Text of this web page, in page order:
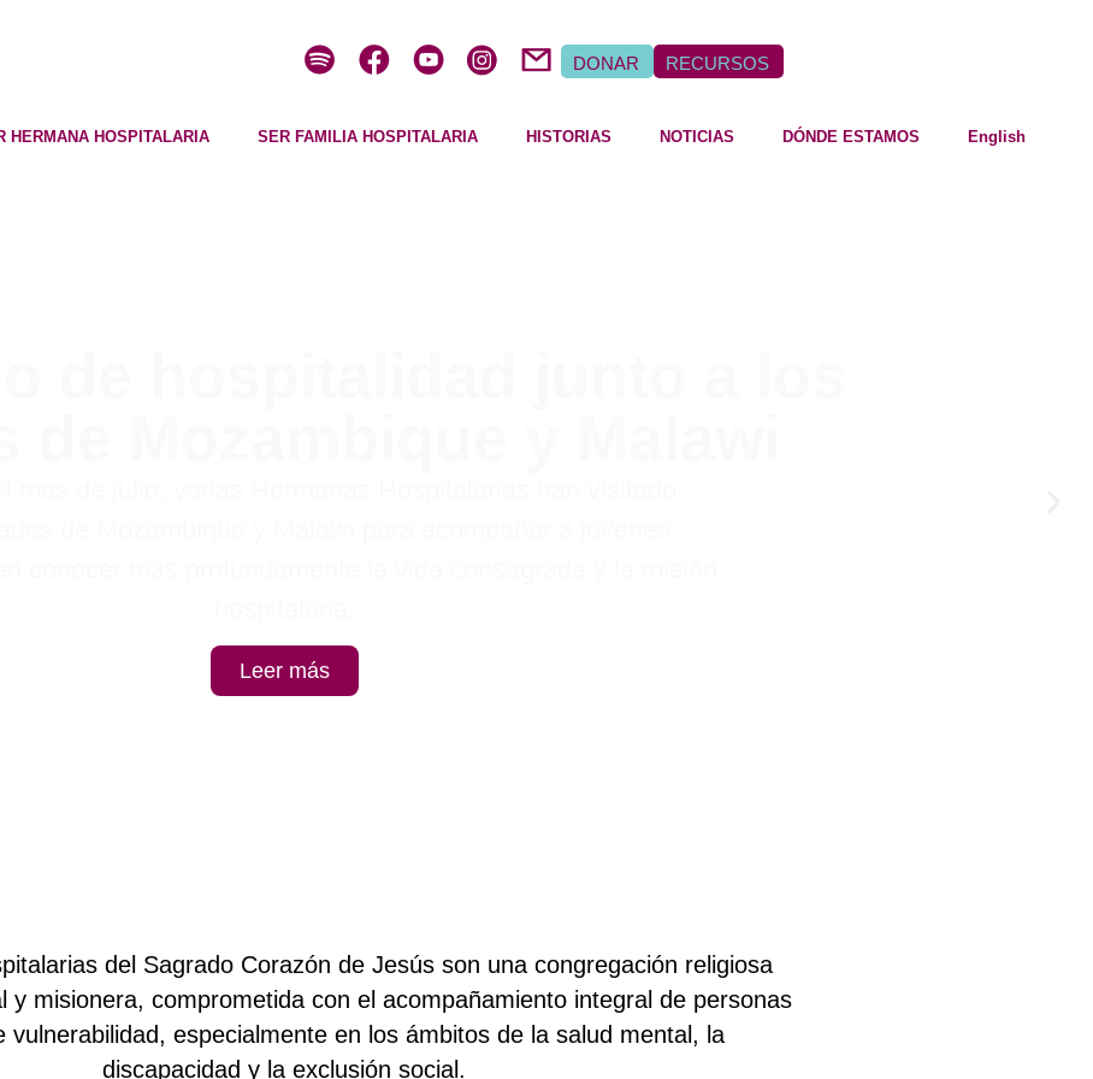
DONAR RECURSOS
HERMANA HOSPITALARIA SER FAMILIA HOSPITALARIA HISTORIAS NOTICIAS DÓNDE ESTAMOS English
Leer más
del Sagrado Corazón de Jesús son una congregación religiosa
y misionera, comprometida con el acompañamiento integral de personas
vulnerabilidad, especialmente en los ámbitos de la salud mental, la
discapacidad y la exclusión social.